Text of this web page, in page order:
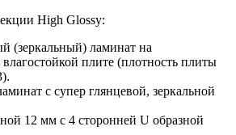
High Glossy:
(зеркальный) ламинат на
плите (плотность плиты
с супер глянцевой, зеркальной
12 мм с 4 сторонней U образной